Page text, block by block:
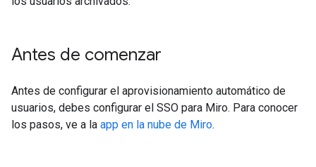
Antes de comenzar
Antes de configurar el aprovisionamiento automático de
usuarios, debes configurar el SSO para Miro. Para conocer
los pasos, ve a la app en la nube de Miro.